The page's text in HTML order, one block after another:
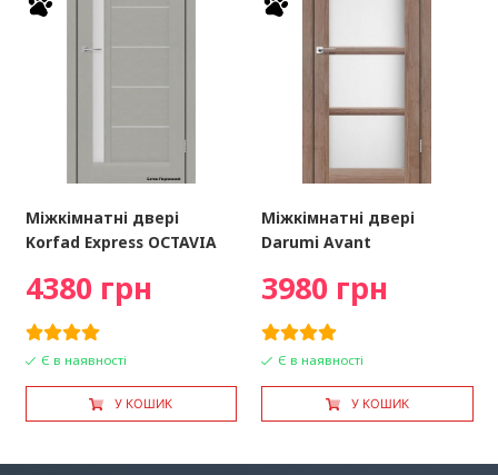
Міжкімнатні двері
Korfad Express OCTAVIA
4380 грн
Є в наявності
У КОШИК
Міжкімнатні двері
Darumi Avant
3980 грн
Є в наявності
У КОШИК